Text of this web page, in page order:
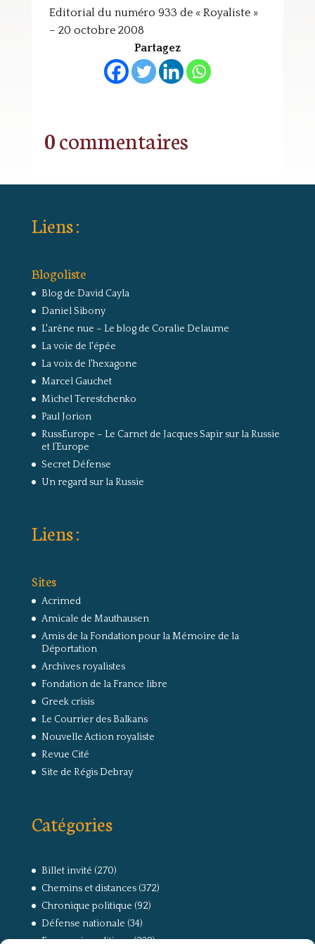
Editorial du numéro 933 de « Royaliste »
– 20 octobre 2008
Partagez
0 commentaires
Liens :
Blogoliste
Blog de David Cayla
Daniel Sibony
L'arêne nue – Le blog de Coralie Delaume
La voie de l'épée
La voix de l'hexagone
Marcel Gauchet
Michel Terestchenko
Paul Jorion
RussEurope – Le Carnet de Jacques Sapir sur la Russie
et l’Europe
Secret Défense
Un regard sur la Russie
Liens :
Sites
Acrimed
Amicale de Mauthausen
Amis de la Fondation pour la Mémoire de la
Déportation
Archives royalistes
Fondation de la France libre
Greek crisis
Le Courrier des Balkans
Nouvelle Action royaliste
Revue Cité
Site de Régis Debray
Catégories
Billet invité (270)
Chemins et distances(372)
Chronique politique (92)
Défense nationale (34)
Economie politique(238)